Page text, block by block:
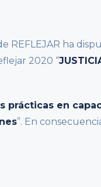
REFLEJAR ha
2020 “
prácticas en
”. En